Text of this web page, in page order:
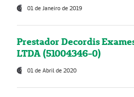
01 de Janeiro de 2019
Prestador Decordis
LTDA (51004346-0)
01 de Abril de 2020